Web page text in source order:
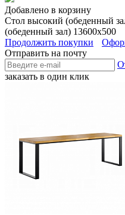
Добавлено в корзину
Стол высокий (обеденный
(обеденный зал) 13600х500
Продолжить покупки
Отправить на почту
заказать в один клик